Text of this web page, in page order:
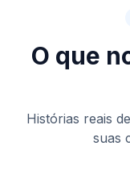
O que
Histórias reais
suas